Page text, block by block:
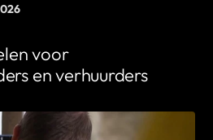
voor
en verhuurders